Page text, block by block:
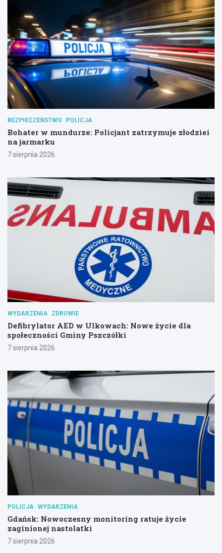
BEZPIECZEŃSTWO POLICJA
Bohater w mundurze: Policjant zatrzymuje złodziei
na jarmarku
7 sierpnia 2026
WYDARZENIA ZDROWIE
Defibrylator AED w Ulkowach: Nowe życie dla
społeczności Gminy Pszczółki
7 sierpnia 2026
POLICJA WYDARZENIA
Gdańsk: Nowoczesny monitoring ratuje życie
zaginionej nastolatki
7 sierpnia 2026